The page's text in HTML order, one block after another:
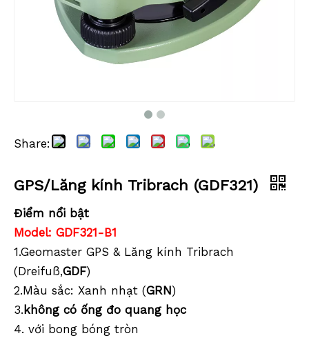
Share:
GPS/Lăng kính Tribrach (GDF321)
Điểm nổi bật
Model: GDF321-B1
1.Geomaster GPS & Lăng kính Tribrach
(Dreifuß,GDF)
2.Màu sắc: Xanh nhạt (GRN)
3. không có ống đo quang học
4. với bong bóng tròn